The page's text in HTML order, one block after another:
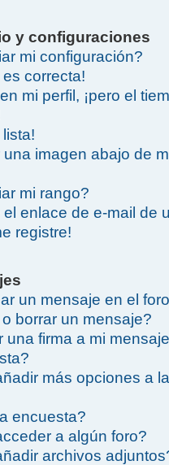
y configuraciones
mi configuración?
correcta!
mi perfil, ¡pero el
imagen abajo de
mi rango?
enlace de e-mail de
registre!
un mensaje en el
borrar un mensaje?
firma a mi
más opciones a la
encuesta?
a algún foro?
archivos